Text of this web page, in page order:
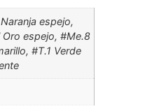
espejo,
espejo, #Me.8
#T.1 Verde